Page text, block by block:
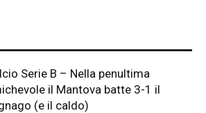
Serie B – Nella penultima
il Mantova batte 3-1 il
(e il caldo)